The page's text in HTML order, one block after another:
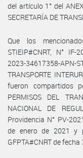
del artículo 1° del
SECRETARÍA DE
Que los
STIEIP#CNRT, N° IF-
2023-34617358-
TRANSPORTE
fueron compartidos
PERMISOS DEL
NACIONAL DE
Providencia N° PV-
de enero de 2021 y
GFPTA#CNRT de